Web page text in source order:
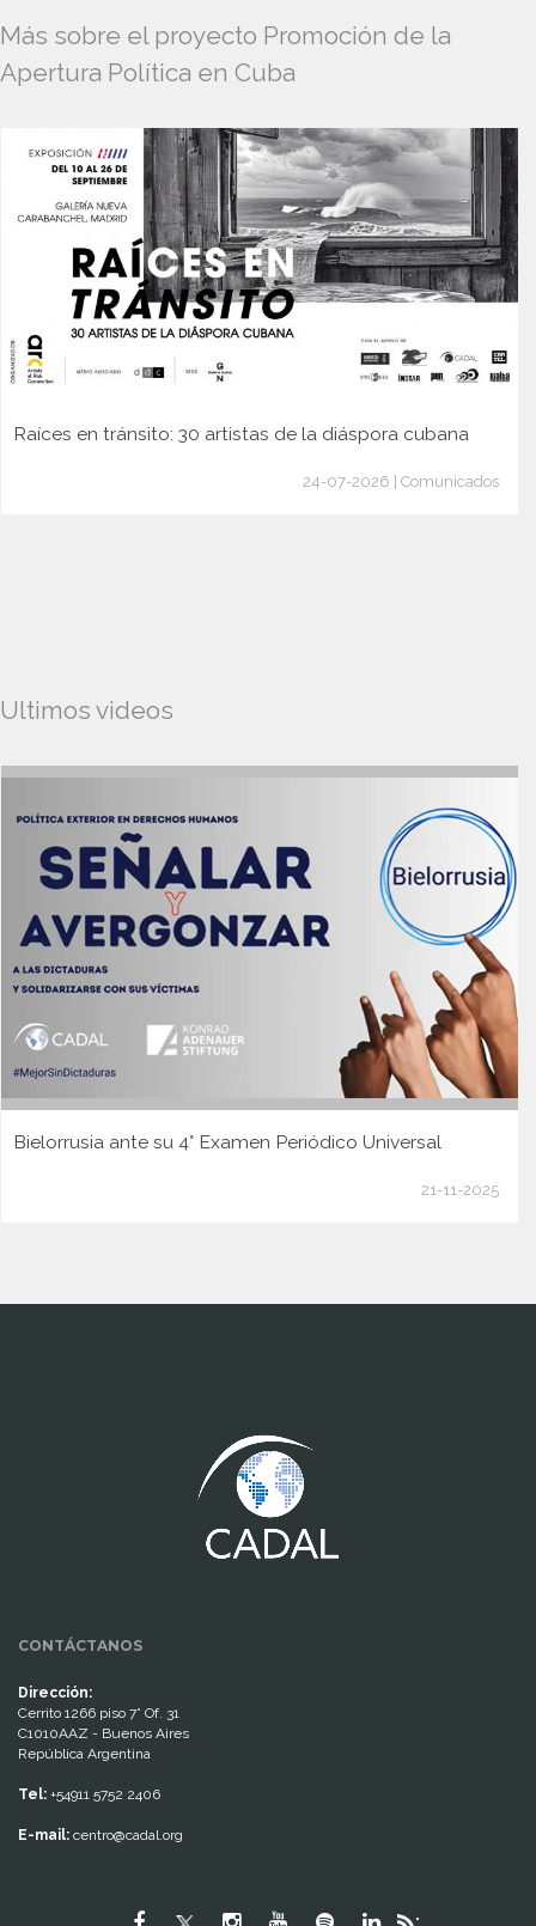
Más sobre el proyecto Promoción de la
Apertura Política en Cuba
Raíces en tránsito: 30 artistas de la diáspora cubana
24-07-2026 | Comunicados
Ultimos videos
Bielorrusia ante su 4° Examen Periódico Universal
21-11-2025
CONTÁCTANOS
Dirección:
Cerrito 1266 piso 7° Of. 31
C1010AAZ - Buenos Aires
República Argentina
Tel: +54911 5752 2406
E-mail: centro@cadal.org
"